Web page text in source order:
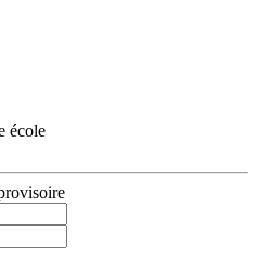
école